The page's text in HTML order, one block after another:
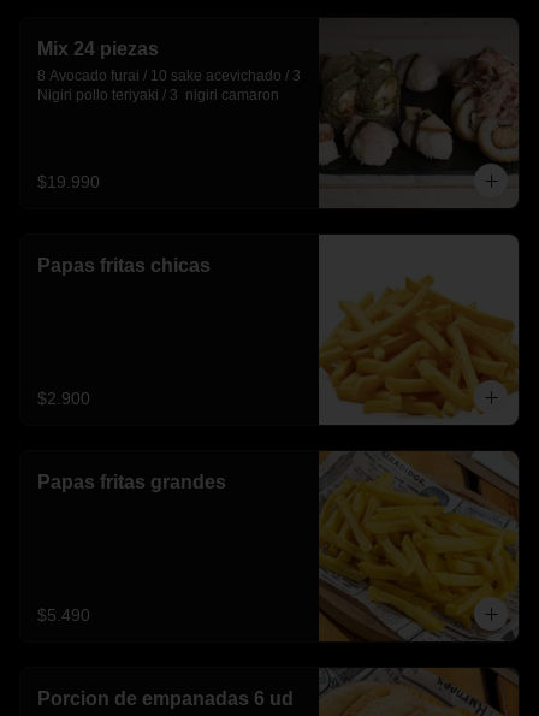
Mix 24 piezas
8 Avocado furai / 10 sake acevichado / 3
Nigiri pollo teriyaki / 3  nigiri camaron
$19.990
Papas fritas chicas
$2.900
Papas fritas grandes
$5.490
Porcion de empanadas 6 ud